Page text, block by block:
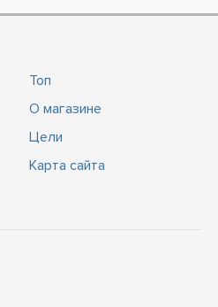
Топ
О магазине
Цели
Карта сайта